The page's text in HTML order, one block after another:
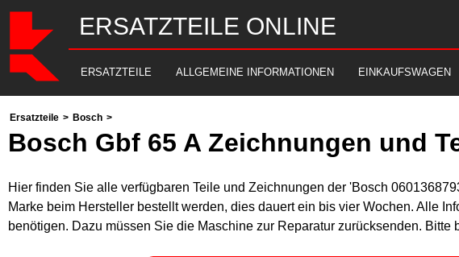
ERSATZTEILE ONLINE
ERSATZTEILE ALLGEMEINE INFORMATIONEN EINKAUFSWAGEN
Ersatzteile > Bosch >
Bosch Gbf 65 A Zeichnungen und
Hier finden Sie alle verfügbaren Teile und Zeichnungen der 'Bosch
Marke beim Hersteller bestellt werden, dies dauert ein bis vier Wochen. Alle
benötigen. Dazu müssen Sie die Maschine zur Reparatur zurücksenden.